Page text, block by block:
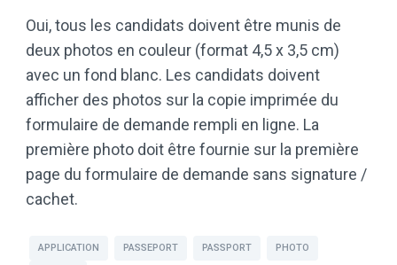
Oui, tous les candidats doivent être munis de
deux photos en couleur (format 4,5 x 3,5 cm)
avec un fond blanc. Les candidats doivent
afficher des photos sur la copie imprimée du
formulaire de demande rempli en ligne. La
première photo doit être fournie sur la première
page du formulaire de demande sans signature /
cachet.
APPLICATION PASSEPORT PASSPORT PHOTO